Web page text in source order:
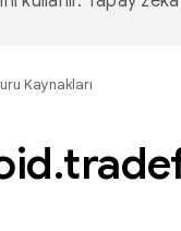
Kaynakları
.